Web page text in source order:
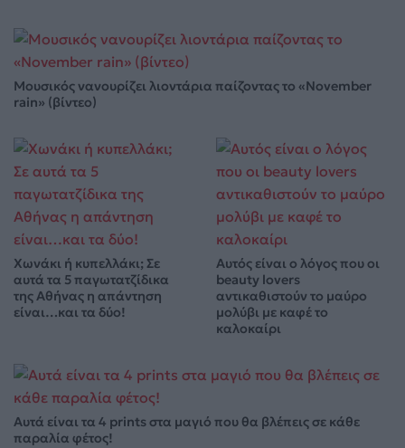
Μουσικός νανουρίζει λιοντάρια παίζοντας το «November
rain» (βίντεο)
Χωνάκι ή κυπελλάκι; Σε
αυτά τα 5 παγωτατζίδικα
της Αθήνας η απάντηση
είναι…και τα δύο!
Αυτός είναι ο λόγος που οι
beauty lovers
αντικαθιστούν το μαύρο
μολύβι με καφέ το
καλοκαίρι
Αυτά είναι τα 4 prints στα μαγιό που θα βλέπεις σε κάθε
παραλία φέτος!